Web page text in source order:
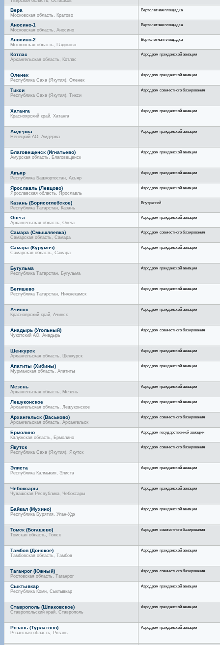
Вера
Московская область, Кратово
Вертолетная площадка
Аносино-1
Московская область, Аносино
Вертолетная площадка
Аносино-2
Московская область, Падиково
Вертолетная площадка
Котлас
Архангельская область, Котлас
Аэродром гражданской авиации
Оленек
Республика Саха (Якутия), Оленек
Аэродром гражданской авиации
Тикси
Республика Саха (Якутия), Тикси
Аэродром совместного базирования
Хатанга
Красноярский край, Хатанга
Аэродром гражданской авиации
Амдерма
Ненецкий АО, Амдерма
Аэродром гражданской авиации
Благовещенск (Игнатьево)
Амурская область, Благовещенск
Аэродром гражданской авиации
Акъяр
Республика Башкортостан, Акъяр
Аэродром гражданской авиации
Ярославль (Левцово)
Ярославская область, Ярославль
Аэродром гражданской авиации
Казань (Борисоглебское)
Республика Татарстан, Казань
Внутренний
Онега
Архангельская область, Онега
Аэродром гражданской авиации
Самара (Смышляевка)
Самарская область, Самара
Аэродром совместного базирования
Самара (Курумоч)
Самарская область, Самара
Аэродром гражданской авиации
Бугульма
Республика Татарстан, Бугульма
Аэродром гражданской авиации
Бегишево
Республика Татарстан, Нижнекамск
Аэродром гражданской авиации
Ачинск
Красноярский край, Ачинск
Аэродром гражданской авиации
Анадырь (Угольный)
Чукотский АО, Анадырь
Аэродром совместного базирования
Шенкурск
Архангельская область, Шенкурск
Аэродром гражданской авиации
Апатиты (Хибины)
Мурманская область, Апатиты
Аэродром гражданской авиации
Мезень
Архангельская область, Мезень
Аэродром гражданской авиации
Лешуконское
Архангельская область, Лешуконское
Аэродром гражданской авиации
Архангельск (Васьково)
Архангельская область, Архангельск
Аэродром совместного базирования
Ермолино
Калужская область, Ермолино
Аэродром государственной авиации
Якутск
Республика Саха (Якутия), Якутск
Аэродром совместного базирования
Элиста
Республика Калмыкия, Элиста
Аэродром гражданской авиации
Чебоксары
Чувашская Республика, Чебоксары
Аэродром гражданской авиации
Байкал (Мухино)
Республика Бурятия, Улан-Удэ
Аэродром гражданской авиации
Томск (Богашево)
Томская область, Томск
Аэродром совместного базирования
Тамбов (Донское)
Тамбовская область, Тамбов
Аэродром гражданской авиации
Таганрог (Южный)
Ростовская область, Таганрог
Аэродром совместного базирования
Сыктывкар
Республика Коми, Сыктывкар
Аэродром гражданской авиации
Ставрополь (Шпаковское)
Ставропольский край, Ставрополь
Аэродром гражданской авиации
Рязань (Турлатово)
Рязанская область, Рязань
Аэродром гражданской авиации